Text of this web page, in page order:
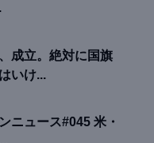
成立。絶対に国旗
いけ...
ニュース#045 米・